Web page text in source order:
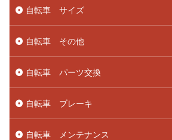
自転車 サイズ
自転車 その他
自転車 パーツ交換
自転車 ブレーキ
自転車 メンテナンス